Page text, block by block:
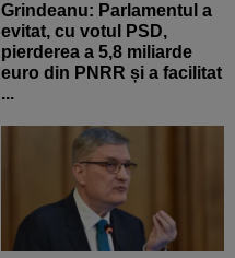
Grindeanu: Parlamentul a
evitat, cu votul PSD,
pierderea a 5,8 miliarde
euro din PNRR și a facilitat
...